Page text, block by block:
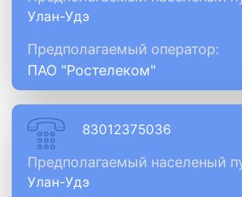
Улан-Удэ
Предполагаемый оператор:
ПАО "Ростелеком"
83012375036
Предполагаемый населеный
Улан-Удэ